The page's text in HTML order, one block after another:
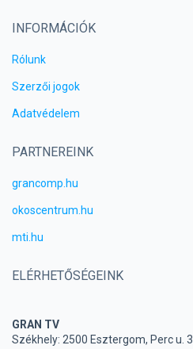
INFORMÁCIÓK
Rólunk
Szerzői jogok
Adatvédelem
PARTNEREINK
grancomp.hu
okoscentrum.hu
mti.hu
ELÉRHETŐSÉGEINK
GRAN TV
Székhely: 2500 Esztergom, Perc u. 3.